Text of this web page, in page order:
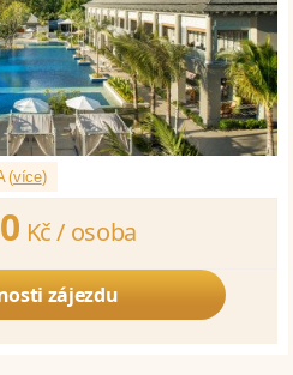
(více)
Kč / osoba
zájezdu